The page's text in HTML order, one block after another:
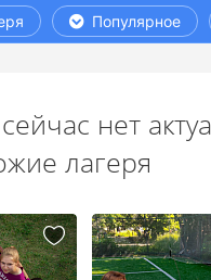
Популярное
нет
лагеря